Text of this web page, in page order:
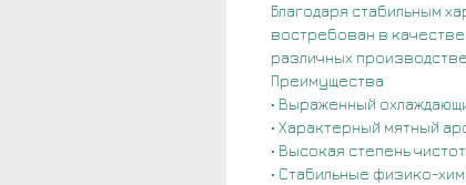
Благодаря стабильным
востребован в
различных
Преимущества
• Выраженный
• Характерный мятный
• Высокая степень
• Стабильные физико-